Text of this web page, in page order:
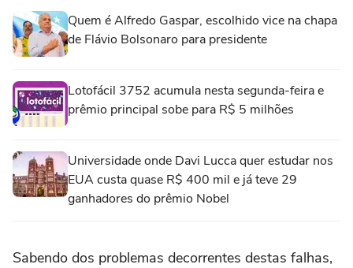
Quem é Alfredo Gaspar, escolhido vice na chapa
de Flávio Bolsonaro para presidente
Lotofácil 3752 acumula nesta segunda-feira e
prêmio principal sobe para R$ 5 milhões
Universidade onde Davi Lucca quer estudar nos
EUA custa quase R$ 400 mil e já teve 29
ganhadores do prêmio Nobel
Sabendo dos problemas decorrentes destas falhas,